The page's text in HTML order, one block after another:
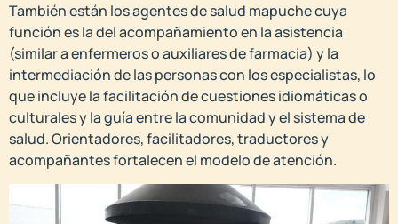
También están los agentes de salud mapuche cuya
función es la del acompañamiento en la asistencia
(similar a enfermeros o auxiliares de farmacia) y la
intermediación de las personas con los especialistas, lo
que incluye la facilitación de cuestiones idiomáticas o
culturales y la guía entre la comunidad y el sistema de
salud. Orientadores, facilitadores, traductores y
acompañantes fortalecen el modelo de atención.